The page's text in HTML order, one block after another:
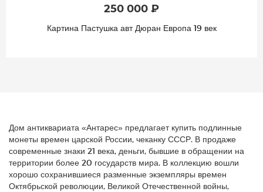
250 000 ₽
Картина Пастушка авт Дюран Европа 19 век
Дом антиквариата «Антарес» предлагает купить подлинные
монеты времен царской России, чеканку СССР. В продаже
современные знаки 21 века, деньги, бывшие в обращении на
территории более 20 государств мира. В коллекцию вошли
хорошо сохранившиеся разменные экземпляры времен
Октябрьской революции, Великой Отечественной войны,